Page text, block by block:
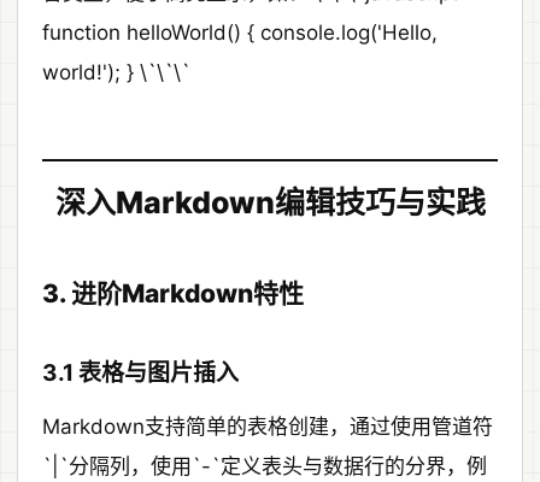
function helloWorld() { console.log('Hello,
world!'); } \`\`\`
深入Markdown编辑技巧与实践
3. 进阶Markdown特性
3.1 表格与图片插入
Markdown支持简单的表格创建，通过使用管道符
`|`分隔列，使用`-`定义表头与数据行的分界，例